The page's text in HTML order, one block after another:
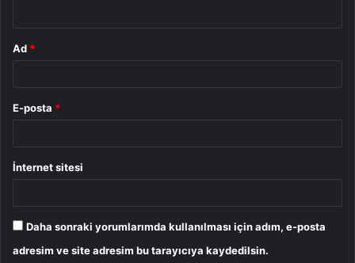
Ad *
E-posta *
İnternet sitesi
Daha sonraki yorumlarımda kullanılması için adım, e-posta
adresim ve site adresim bu tarayıcıya kaydedilsin.